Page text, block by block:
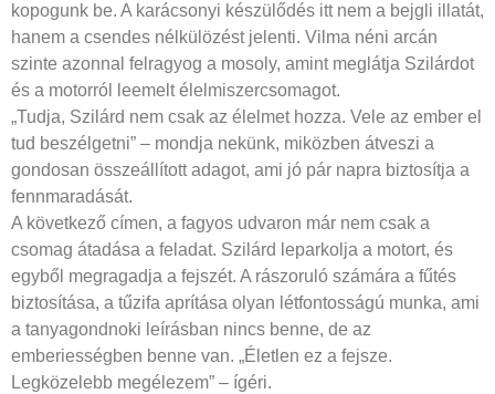
kopogunk be. A karácsonyi készülődés itt nem a bejgli illatát,
hanem a csendes nélkülözést jelenti. Vilma néni arcán
szinte azonnal felragyog a mosoly, amint meglátja Szilárdot
és a motorról leemelt élelmiszercsomagot.
„Tudja, Szilárd nem csak az élelmet hozza. Vele az ember el
tud beszélgetni” – mondja nekünk, miközben átveszi a
gondosan összeállított adagot, ami jó pár napra biztosítja a
fennmaradását.
A következő címen, a fagyos udvaron már nem csak a
csomag átadása a feladat. Szilárd leparkolja a motort, és
egyből megragadja a fejszét. A rászoruló számára a fűtés
biztosítása, a tűzifa aprítása olyan létfontosságú munka, ami
a tanyagondnoki leírásban nincs benne, de az
emberiességben benne van. „Életlen ez a fejsze.
Legközelebb megélezem” – ígéri.